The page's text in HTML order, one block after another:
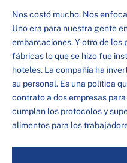
Nos costó mucho. Nos
Uno era para nuestra gente
embarcaciones. Y otro de los
fábricas lo que se hizo fue
hoteles. La compañía ha
su personal. Es una política
contrato a dos empresas
cumplan los protocolos y
alimentos para los